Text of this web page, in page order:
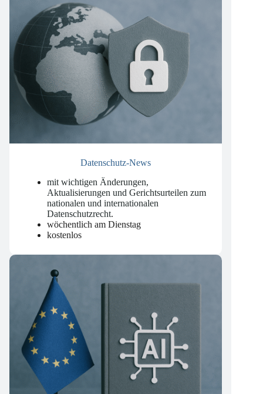
Datenschutz-News
mit wichtigen Änderungen,
Aktualisierungen und Gerichtsurteilen zum
nationalen und internationalen
Datenschutzrecht.
wöchentlich am Dienstag